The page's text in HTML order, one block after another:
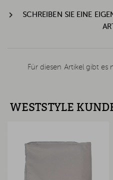
SCHREIBEN SIE EINE
Für diesen Artikel gibt
WESTSTYLE